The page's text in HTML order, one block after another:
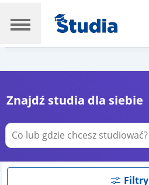
Znajdź studia dla siebie
Filtry